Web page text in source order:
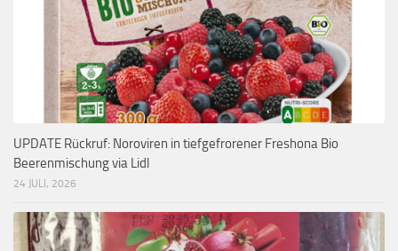
UPDATE Rückruf: Noroviren in tiefgefrorener Freshona Bio
Beerenmischung via Lidl
24 JULI, 2026